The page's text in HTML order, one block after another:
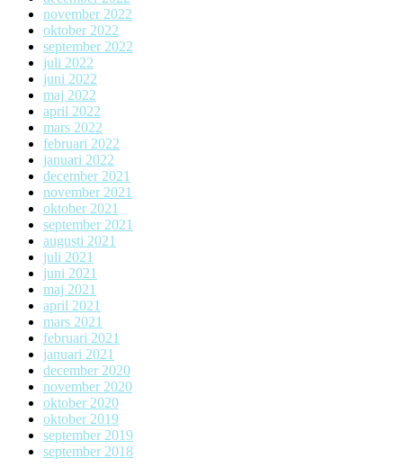
november 2022
oktober 2022
september 2022
juli 2022
juni 2022
maj 2022
april 2022
mars 2022
februari 2022
januari 2022
december 2021
november 2021
oktober 2021
september 2021
augusti 2021
juli 2021
juni 2021
maj 2021
april 2021
mars 2021
februari 2021
januari 2021
december 2020
november 2020
oktober 2020
oktober 2019
september 2019
september 2018